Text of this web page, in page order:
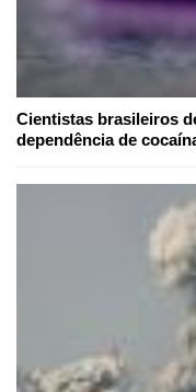
Cientistas brasileiros
dependência de